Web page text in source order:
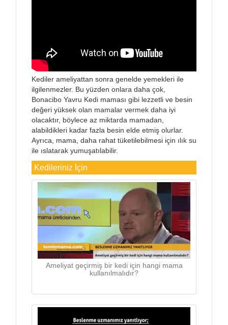
Kediler ameliyattan sonra genelde yemekleri ile
ilgilenmezler. Bu yüzden onlara daha çok,
Bonacibo Yavru Kedi maması gibi lezzetli ve besin
değeri yüksek olan mamalar vermek daha iyi
olacaktır, böylece az miktarda mamadan,
alabildikleri kadar fazla besin elde etmiş olurlar.
Ayrıca, mama, daha rahat tüketilebilmesi için ılık su
ile ıslatarak yumuşatılabilir.
Kedileriniz İçin
Ameliyat geçirmiş bir kedi için hangi mama
kullanılmalıdır?